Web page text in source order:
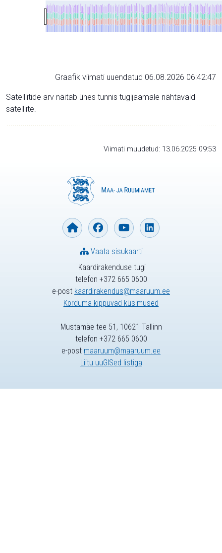
Graafik viimati uuendatud 06.08.2026 06:42:47
Satelliitide arv näitab ühes tunnis tugijaamale nähtavaid
satelliite.
Viimati muudetud: 13.06.2025 09:53
Kaardirakenduse tugi
telefon +372 665 0600
e-post kaardirakendus@maaruum.ee
Korduma kippuvad küsimused
Vaata sisukaarti
Mustamäe tee 51, 10621 Tallinn
telefon +372 665 0600
e-post maaruum@maaruum.ee
Liitu uuGISed listiga